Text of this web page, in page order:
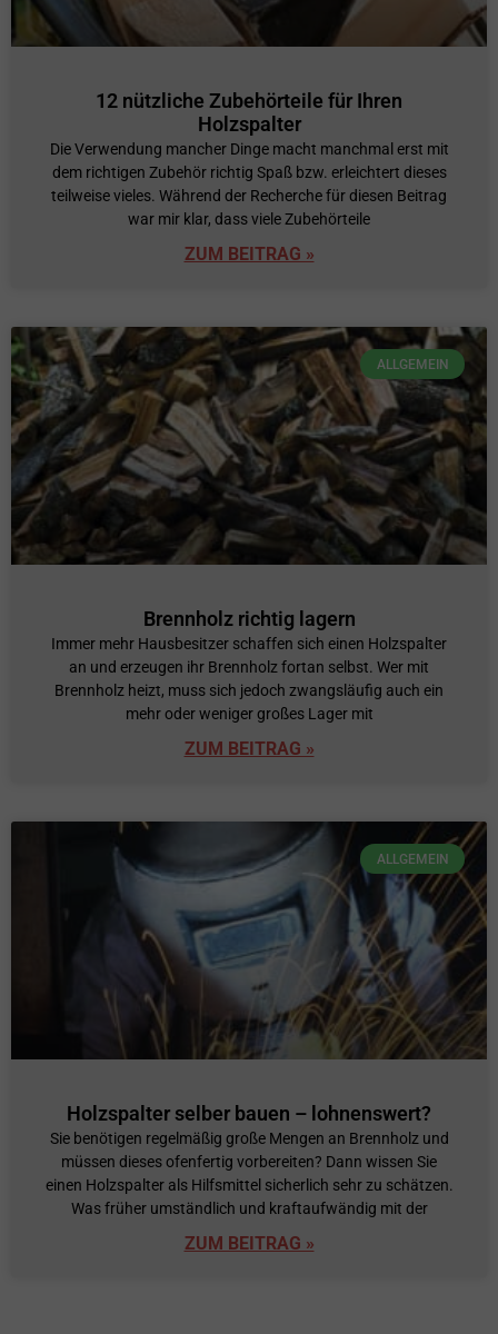
12 nützliche Zubehörteile für Ihren
Holzspalter
Die Verwendung mancher Dinge macht manchmal erst mit
dem richtigen Zubehör richtig Spaß bzw. erleichtert dieses
teilweise vieles. Während der Recherche für diesen Beitrag
war mir klar, dass viele Zubehörteile
ZUM BEITRAG »
ALLGEMEIN
Brennholz richtig lagern
Immer mehr Hausbesitzer schaffen sich einen Holzspalter
an und erzeugen ihr Brennholz fortan selbst. Wer mit
Brennholz heizt, muss sich jedoch zwangsläufig auch ein
mehr oder weniger großes Lager mit
ZUM BEITRAG »
ALLGEMEIN
Holzspalter selber bauen – lohnenswert?
Sie benötigen regelmäßig große Mengen an Brennholz und
müssen dieses ofenfertig vorbereiten? Dann wissen Sie
einen Holzspalter als Hilfsmittel sicherlich sehr zu schätzen.
Was früher umständlich und kraftaufwändig mit der
ZUM BEITRAG »